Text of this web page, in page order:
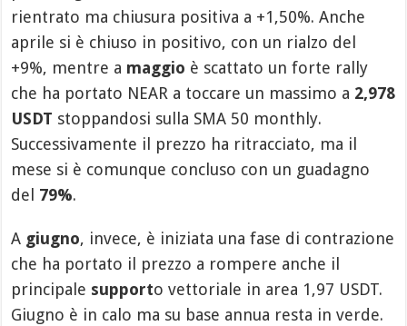
rientrato ma chiusura positiva a +1,50%. Anche
aprile si è chiuso in positivo, con un rialzo del
+9%, mentre a maggio è scattato un forte rally
che ha portato NEAR a toccare un massimo a 2,978
USDT stoppandosi sulla SMA 50 monthly.
Successivamente il prezzo ha ritracciato, ma il
mese si è comunque concluso con un guadagno
del 79%.
A giugno, invece, è iniziata una fase di contrazione
che ha portato il prezzo a rompere anche il
principale supporto vettoriale in area 1,97 USDT.
Giugno è in calo ma su base annua resta in verde.